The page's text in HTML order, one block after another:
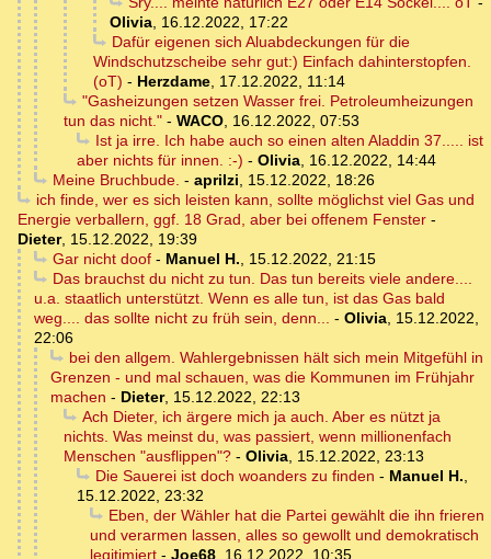
Olivia, 16.12.2022, 17:22
Dafür eigenen sich Aluabdeckungen für die
Windschutzscheibe sehr gut:) Einfach dahinterstopfen.
(oT) - Herzdame, 17.12.2022, 11:14
"Gasheizungen setzen Wasser frei. Petroleumheizungen
tun das nicht." - WACO, 16.12.2022, 07:53
Ist ja irre. Ich habe auch so einen alten Aladdin 37..... ist
aber nichts für innen. :-) - Olivia, 16.12.2022, 14:44
Meine Bruchbude. - aprilzi, 15.12.2022, 18:26
ich finde, wer es sich leisten kann, sollte möglichst viel Gas und
Energie verballern, ggf. 18 Grad, aber bei offenem Fenster -
Dieter, 15.12.2022, 19:39
Gar nicht doof- Manuel H., 15.12.2022, 21:15
Das brauchst du nicht zu tun. Das tun bereits viele andere....
u.a. staatlich unterstützt. Wenn es alle tun, ist das Gas bald
weg.... das sollte nicht zu früh sein, denn... - Olivia, 15.12.2022,
22:06
bei den allgem. Wahlergebnissen hält sich mein Mitgefühl in
Grenzen - und mal schauen, was die Kommunen im Frühjahr
machen - Dieter, 15.12.2022, 22:13
Ach Dieter, ich ärgere mich ja auch. Aber es nützt ja
nichts. Was meinst du, was passiert, wenn millionenfach
Menschen "ausflippen"? - Olivia, 15.12.2022, 23:13
Die Sauerei ist doch woanders zu finden - Manuel H.,
15.12.2022, 23:32
Eben, der Wähler hat die Partei gewählt die ihn frieren
und verarmen lassen, alles so gewollt und demokratisch
legitimiert - Joe68, 16.12.2022, 10:35